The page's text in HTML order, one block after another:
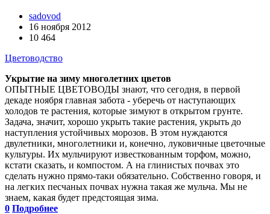
sadovod
16 ноября 2012
10 464
Цветоводство
Укрытие на зиму многолетних цветов
ОПЫТНЫЕ ЦВЕТОВОДЫ знают, что сегодня, в первой
декаде ноября главная забота - уберечь от наступающих
холодов те растения, которые зимуют в открытом грунте.
Задача, значит, хорошо укрыть такие растения, укрыть до
наступления устойчивых морозов. В этом нуждаются
двулетники, многолетники и, конечно, луковичные цветочные
культуры. Их мульчируют известкованным торфом, можно,
кстати сказать, и компостом. А на глинистых почвах это
сделать нужно прямо-таки обязательно. Собственно говоря, и
на легких песчаных почвах нужна такая же мульча. Мы не
знаем, какая будет предстоящая зима.
0 Подробнее